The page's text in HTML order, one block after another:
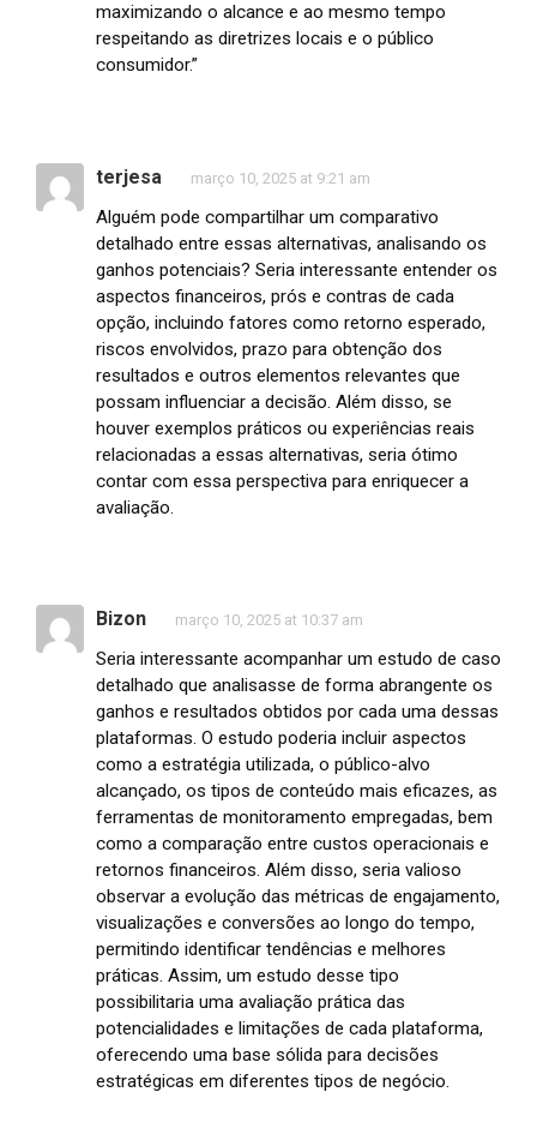
maximizando o alcance e ao mesmo tempo
respeitando as diretrizes locais e o público
consumidor.”
terjesa março 10, 2025 at 9:21 am
Alguém pode compartilhar um comparativo
detalhado entre essas alternativas, analisando os
ganhos potenciais? Seria interessante entender os
aspectos financeiros, prós e contras de cada
opção, incluindo fatores como retorno esperado,
riscos envolvidos, prazo para obtenção dos
resultados e outros elementos relevantes que
possam influenciar a decisão. Além disso, se
houver exemplos práticos ou experiências reais
relacionadas a essas alternativas, seria ótimo
contar com essa perspectiva para enriquecer a
avaliação.
Bizon março 10, 2025 at 10:37 am
Seria interessante acompanhar um estudo de caso
detalhado que analisasse de forma abrangente os
ganhos e resultados obtidos por cada uma dessas
plataformas. O estudo poderia incluir aspectos
como a estratégia utilizada, o público-alvo
alcançado, os tipos de conteúdo mais eficazes, as
ferramentas de monitoramento empregadas, bem
como a comparação entre custos operacionais e
retornos financeiros. Além disso, seria valioso
observar a evolução das métricas de engajamento,
visualizações e conversões ao longo do tempo,
permitindo identificar tendências e melhores
práticas. Assim, um estudo desse tipo
possibilitaria uma avaliação prática das
potencialidades e limitações de cada plataforma,
oferecendo uma base sólida para decisões
estratégicas em diferentes tipos de negócio.